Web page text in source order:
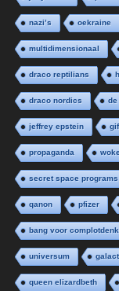
nazi’s oekraine
multidimensionaal
draco reptilians
draco nordics de
jeffrey epstein
propaganda woke
secret space programs
qanon pfizer
bang voor
universum
queen elizardbeth